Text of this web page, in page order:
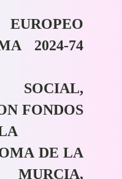
2024-74
FONDOS
DE LA